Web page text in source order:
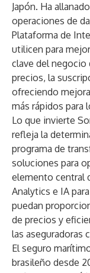
Japón. Ha
operaciones de
Plataforma de
utilicen para
clave del negocio
precios, la
ofreciendo
más rápidos para
Lo que invierte
refleja la
programa de
soluciones para
elemento central
Analytics e IA
puedan
de precios y
las aseguradoras
El seguro
brasileño desde